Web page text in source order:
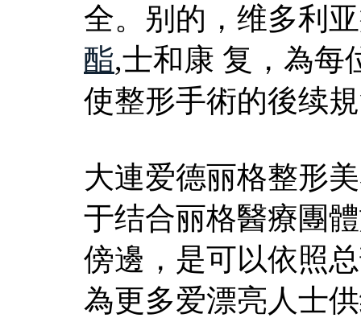
全。别的，维多利
酯,士和康 复，為每
使整形手術的後续
大連爱德丽格整形
于结合丽格醫療團
傍邊，是可以依照
為更多爱漂亮人士